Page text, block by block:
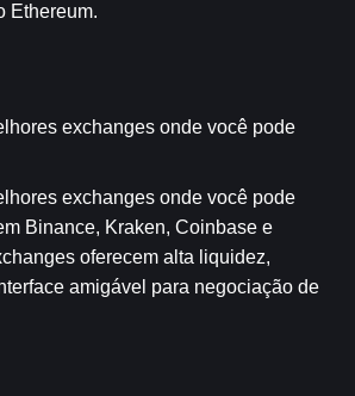
Ethereum.
exchanges onde você pode
exchanges onde você pode
Binance, Kraken, Coinbase e
oferecem alta liquidez,
amigável para negociação de